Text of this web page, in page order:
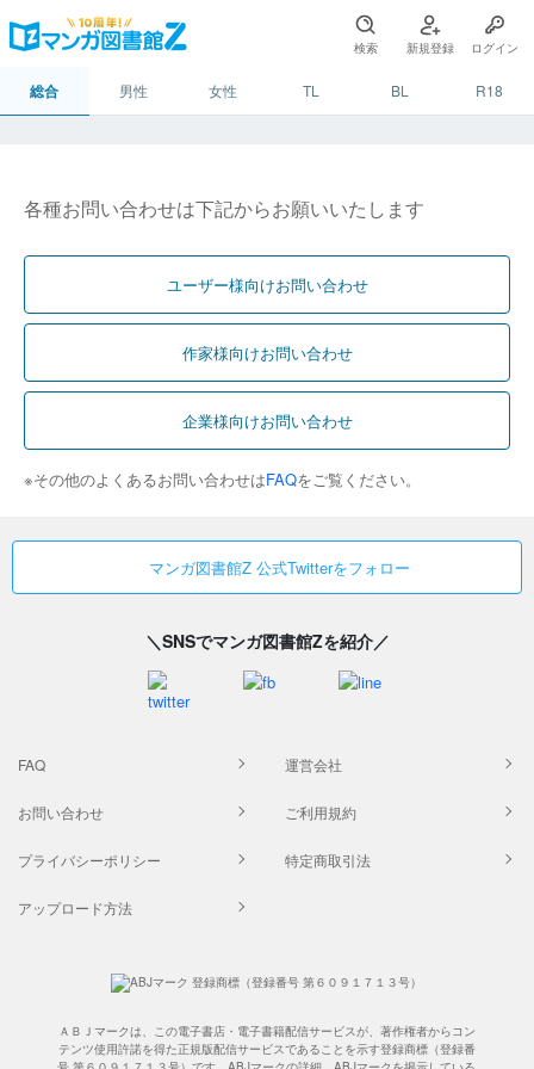
検索 新規登録 ログイン
総合 男性 女性 TL BL R18
各種お問い合わせは下記からお願いいたします
ユーザー様向けお問い合わせ
作家様向けお問い合わせ
企業様向けお問い合わせ
※その他のよくあるお問い合わせはFAQをご覧ください。
マンガ図書館Z 公式Twitterをフォロー
＼SNSでマンガ図書館Zを紹介／
FAQ 運営会社
お問い合わせ ご利用規約
プライバシーポリシー 特定商取引法
アップロード方法
ＡＢＪマークは、この電子書店・電子書籍配信サービスが、著作権者からコン
テンツ使用許諾を得た正規版配信サービスであることを示す登録商標（登録番